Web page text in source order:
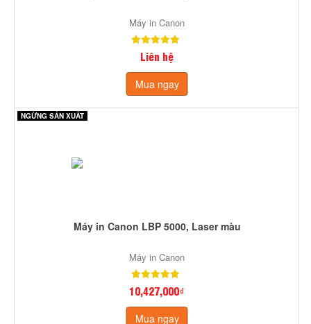
Máy in Canon
Liên hệ
Mua ngay
NGỪNG SẢN XUẤT
Máy in Canon LBP 5000, Laser màu
Máy in Canon
10,427,000₫
Mua ngay